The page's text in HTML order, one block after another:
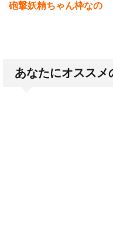
砲撃妖精ちゃん枠なの
あなたにオススメ